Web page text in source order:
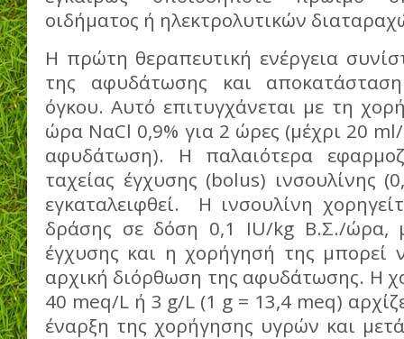
οιδήματος ή ηλεκτρολυτικών
Η πρώτη θεραπευτική ενέργεια
της αφυδάτωσης και
όγκου. Αυτό επιτυγχάνεται με τη
ώρα ΝαCl 0,9% για 2 ώρες (μέχρι 20
αφυδάτωση). Η παλαιότερα
ταχείας έγχυσης (bolus) ινσουλίνης
εγκαταλειφθεί. Η ινσουλίνη
δράσης σε δόση 0,1 IU/kg Β.Σ./ώρα,
έγχυσης και η χορήγησή της μπορεί
αρχική διόρθωση της αφυδάτωσης. Η
40 meq/L ή 3 g/L (1 g = 13,4 meq)
έναρξη της χορήγησης υγρών και